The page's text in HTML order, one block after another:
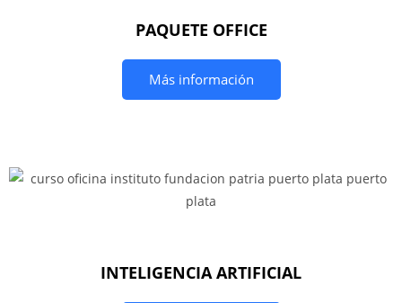
PAQUETE OFFICE
Más información
INTELIGENCIA ARTIFICIAL